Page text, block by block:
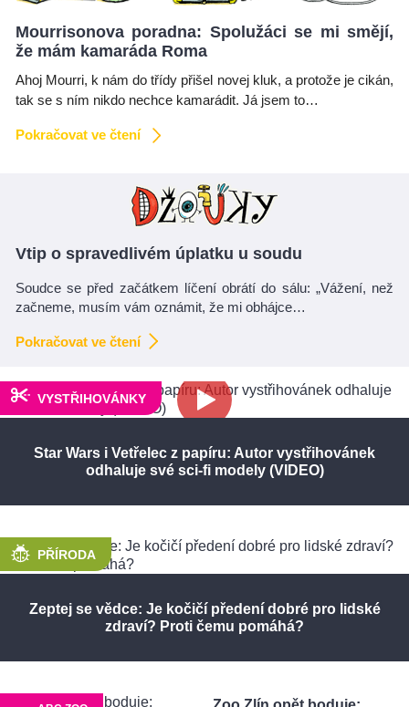
Mourrisonova poradna: Spolužáci se mi smějí,
že mám kamaráda Roma
Ahoj Mourri, k nám do třídy přišel novej kluk, a protože je cikán,
tak se s ním nikdo nechce kamarádit. Já jsem to…
Pokračovat ve čtení
Vtip o spravedlivém úplatku u soudu
Soudce se před začátkem líčení obrátí do sálu: „Vážení, než
začneme, musím vám oznámit, že mi obhájce…
Pokračovat ve čtení
VYSTŘIHOVÁNKY
Star Wars i Vetřelec z papíru: Autor vystřihovánek
odhaluje své sci-fi modely (VIDEO)
PŘÍRODA
Zeptej se vědce: Je kočičí předení dobré pro lidské
zdraví? Proti čemu pomáhá?